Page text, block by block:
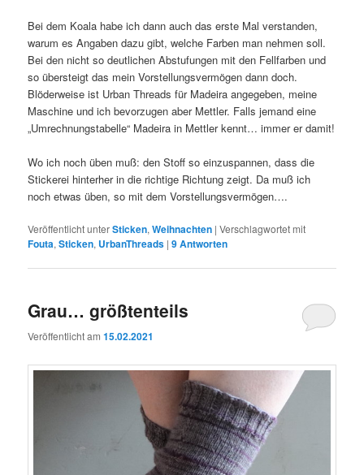
Bei dem Koala habe ich dann auch das erste Mal verstanden,
warum es Angaben dazu gibt, welche Farben man nehmen soll.
Bei den nicht so deutlichen Abstufungen mit den Fellfarben und
so übersteigt das mein Vorstellungsvermögen dann doch.
Blöderweise ist Urban Threads für Madeira angegeben, meine
Maschine und ich bevorzugen aber Mettler. Falls jemand eine
„Umrechnungstabelle“ Madeira in Mettler kennt… immer er damit!
Wo ich noch üben muß: den Stoff so einzuspannen, dass die
Stickerei hinterher in die richtige Richtung zeigt. Da muß ich
noch etwas üben, so mit dem Vorstellungsvermögen….
Veröffentlicht unterSticken,Weihnachten |Verschlagwortet mit
Fouta,Sticken, UrbanThreads |9Antworten
Grau… größtenteils
Veröffentlicht am15.02.2021